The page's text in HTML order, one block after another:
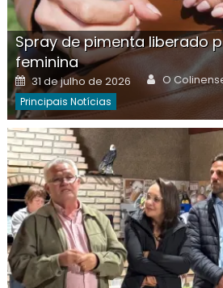
Spray de pimenta liberado
feminina
Posted
on
31 de julho de 2026 Author
O
Principais Notícias